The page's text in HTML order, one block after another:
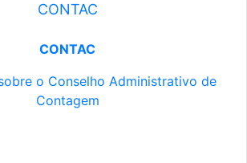
CONTAC
CONTAC
o Conselho Administrativo de
Contagem